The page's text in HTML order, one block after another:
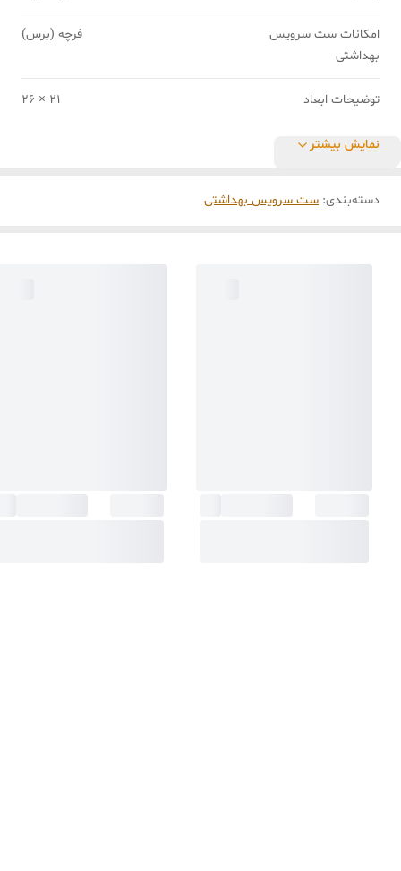
امکانات ست سرویس
بهداشتی
فرچه (برس)
توضیحات ابعاد 21 × 26
نمایش بیشتر
دسته‌بندی: ست سرویس بهداشتی